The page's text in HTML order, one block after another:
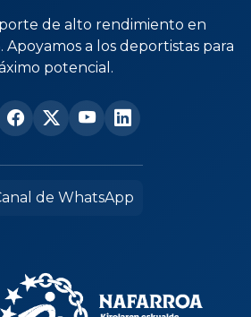
de alto rendimiento en
Apoyamos a los deportistas para
potencial.
de WhatsApp